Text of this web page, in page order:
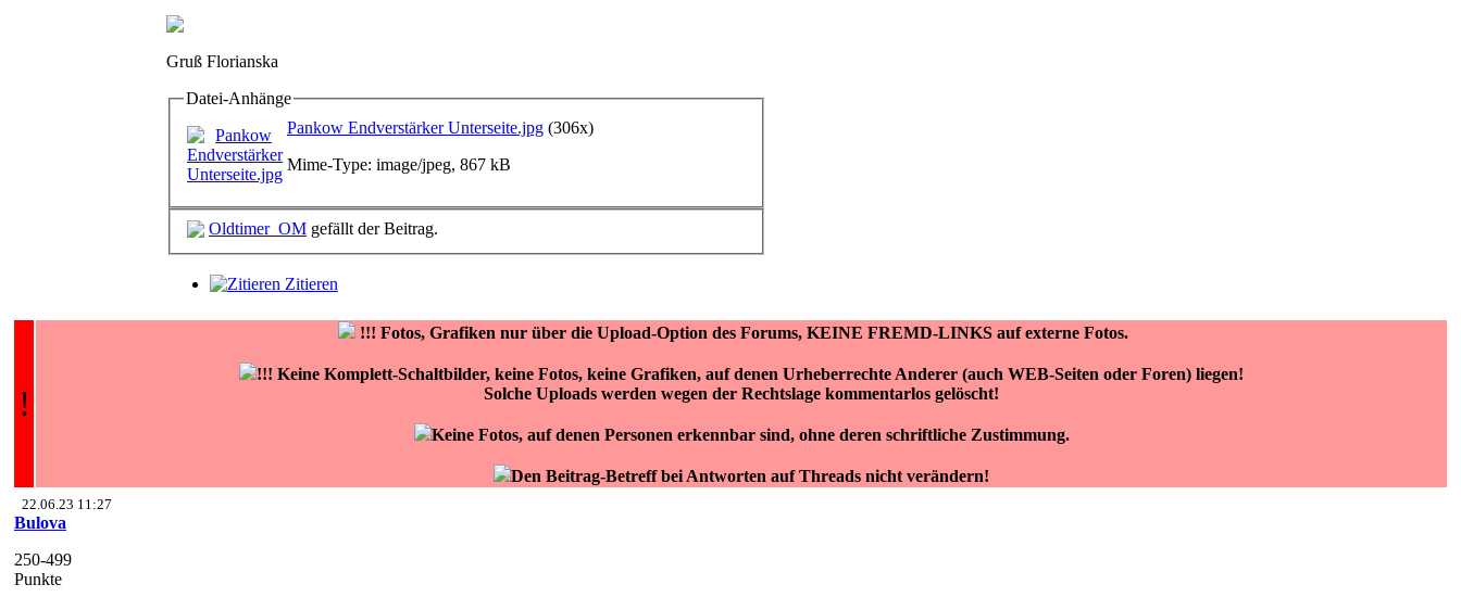
Gruß Florianska
Datei-Anhänge
Pankow Endverstärker Unterseite.jpg (306x)
Mime-Type: image/jpeg, 867 kB
Oldtimer_OM gefällt der Beitrag.
Zitieren
!
!!! Fotos, Grafiken nur über die Upload-Option des Forums, KEINE FREMD-LINKS auf externe Fotos.
!!! Keine Komplett-Schaltbilder, keine Fotos, keine Grafiken, auf denen Urheberrechte Anderer (auch WEB-Seiten oder Foren) liegen!
Solche Uploads werden wegen der Rechtslage kommentarlos gelöscht!
Keine Fotos, auf denen Personen erkennbar sind, ohne deren schriftliche Zustimmung.
Den Beitrag-Betreff bei Antworten auf Threads nicht verändern!
22.06.23 11:27
Bulova
250-499
Punkte